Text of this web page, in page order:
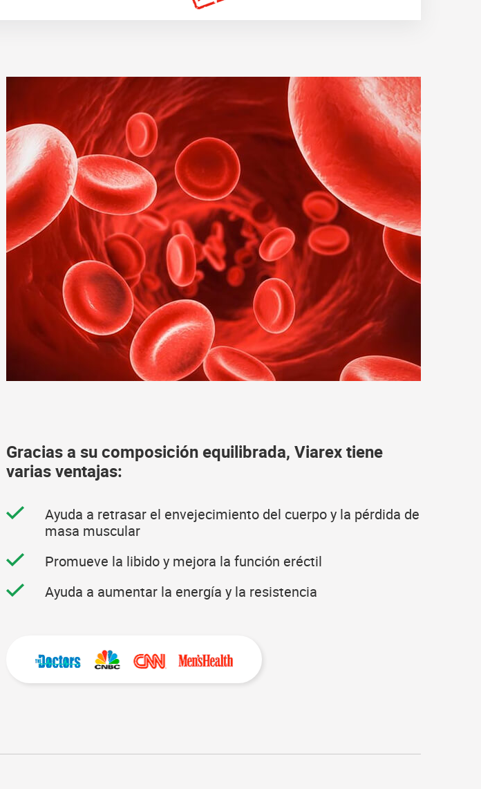
Gracias a su composición equilibrada, Viarex tiene
varias ventajas:
Ayuda a retrasar el envejecimiento del cuerpo y la pérdida de
masa muscular
Promueve la libido y mejora la función eréctil
Ayuda a aumentar la energía y la resistencia